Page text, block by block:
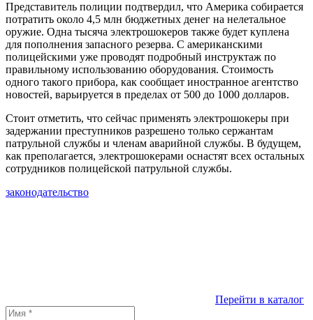
Представитель полиции подтвердил, что Америка собирается
потратить около 4,5 млн бюджетных денег на нелетальное
оружие. Одна тысяча электрошокеров также будет куплена
для пополнения запасного резерва. С американскими
полицейскими уже проводят подробный инструктаж по
правильному использованию оборудования. Стоимость
одного такого прибора, как сообщает иностранное агентство
новостей, варьируется в пределах от 500 до 1000 долларов.
Стоит отметить, что сейчас применять электрошокеры при
задержании преступников разрешено только сержантам
патрульной службы и членам аварийной службы. В будущем,
как преполагается, электрошокерами оснастят всех остальных
сотрудников полицейской патрульной службы.
законодательство
Перейти в каталог